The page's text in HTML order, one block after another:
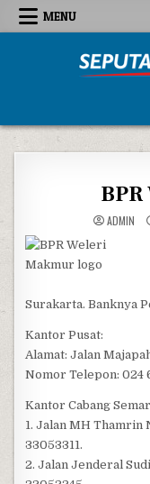
Skip to content
MENU
ADMIN
Surakarta. Banknya
Kantor Pusat:
Alamat: Jalan
Nomor Telepon: 024
Kantor Cabang
1. Jalan MH Thamrin
33053311.
2. Jalan Jenderal